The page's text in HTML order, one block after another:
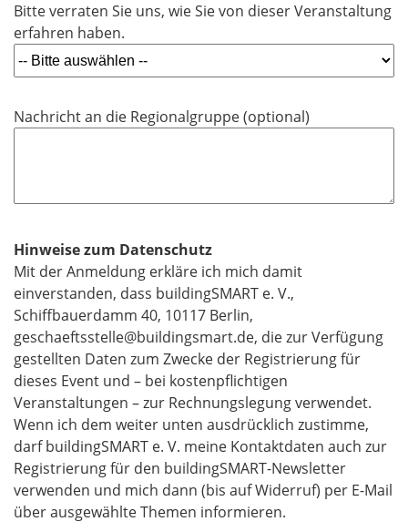
f
d
Bitte verraten Sie uns, wie Sie von dieser Veranstaltung
erfahren haben.
Nachricht an die Regionalgruppe (optional)
Hinweise zum Datenschutz
​​​​​​​Mit der Anmeldung erkläre ich mich damit
einverstanden, dass buildingSMART e. V.,
Schiffbauerdamm 40, 10117 Berlin,
geschaeftsstelle@buildingsmart.de, die zur Verfügung
gestellten Daten zum Zwecke der Registrierung für
dieses Event und – bei kostenpflichtigen
Veranstaltungen – zur Rechnungslegung verwendet.
Wenn ich dem weiter unten ausdrücklich zustimme,
darf buildingSMART e. V. meine Kontaktdaten auch zur
Registrierung für den buildingSMART-Newsletter
verwenden und mich dann (bis auf Widerruf) per E-Mail
über ausgewählte Themen informieren.